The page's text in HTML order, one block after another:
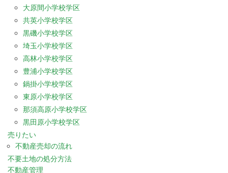
大原間小学校学区
共英小学校学区
黒磯小学校学区
埼玉小学校学区
高林小学校学区
豊浦小学校学区
鍋掛小学校学区
東原小学校学区
那須高原小学校学区
黒田原小学校学区
売りたい
不動産売却の流れ
不要土地の処分方法
不動産管理